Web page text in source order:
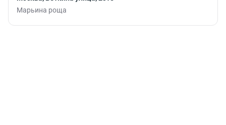
Марьина роща